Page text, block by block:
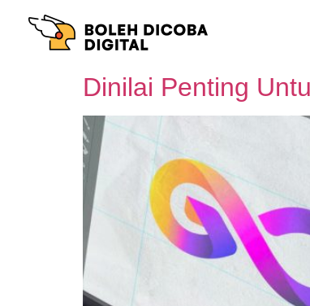
Dinilai Penting